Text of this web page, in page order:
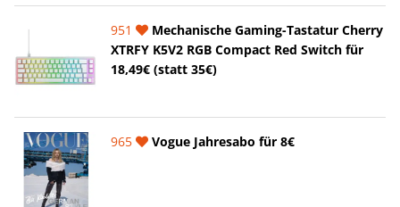
951
Mechanische Gaming-Tastatur Cherry
XTRFY K5V2 RGB Compact Red Switch für
18,49€ (statt 35€)
965 Vogue Jahresabo für 8€